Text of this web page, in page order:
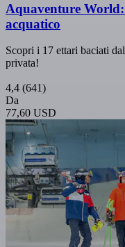
Aquaventure
acquatico
Scopri i 17 ettari baciati
privata!
4,4 (641)
Da
77,60 USD